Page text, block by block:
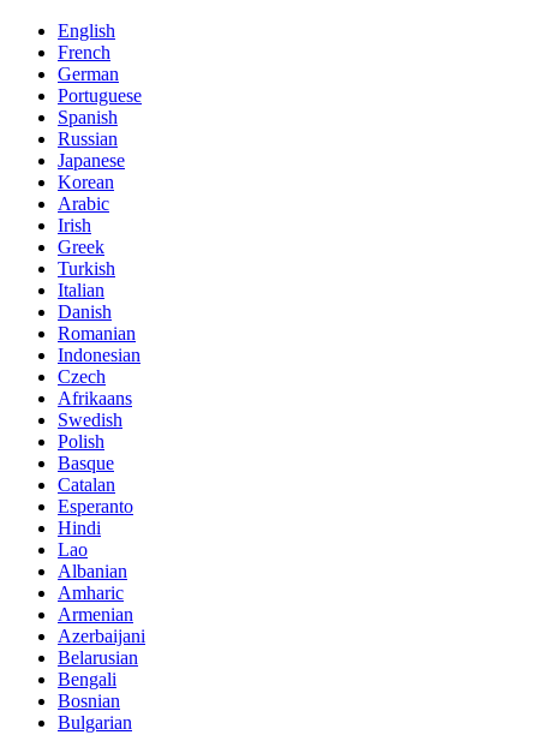
English
French
German
Portuguese
Spanish
Russian
Japanese
Korean
Arabic
Irish
Greek
Turkish
Italian
Danish
Romanian
Indonesian
Czech
Afrikaans
Swedish
Polish
Basque
Catalan
Esperanto
Hindi
Lao
Albanian
Amharic
Armenian
Azerbaijani
Belarusian
Bengali
Bosnian
Bulgarian